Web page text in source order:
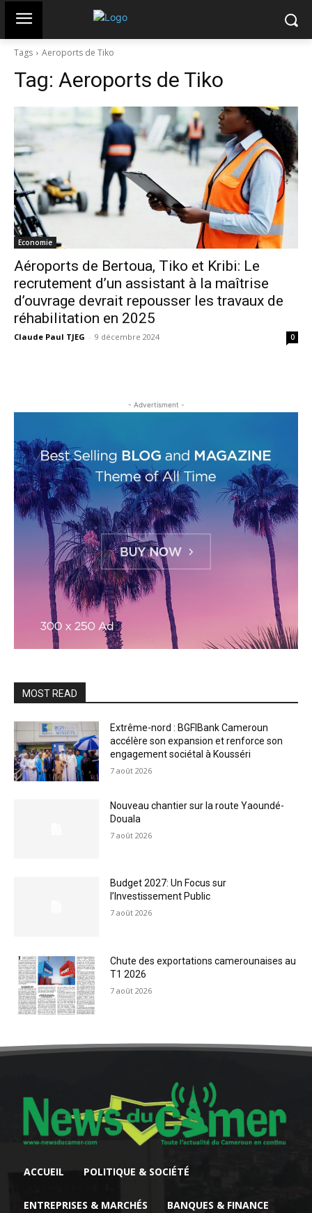
Tags Aeroports de Tiko
Tag: Aeroports de Tiko
Economie
Aéroports de Bertoua, Tiko et Kribi: Le
recrutement d’un assistant à la maîtrise
d’ouvrage devrait repousser les travaux de
réhabilitation en 2025
Claude Paul TJEG - 9 décembre 2024 0
- Advertisment -
MOST READ
Extrême-nord : BGFIBank Cameroun
accélère son expansion et renforce son
engagement sociétal à Kousséri
7 août 2026
Nouveau chantier sur la route Yaoundé-
Douala
7 août 2026
Budget 2027: Un Focus sur
l’Investissement Public
7 août 2026
Chute des exportations camerounaises au
T1 2026
7 août 2026
ACCUEIL POLITIQUE & SOCIÉTÉ
ENTREPRISES & MARCHÉS BANQUES & FINANCE